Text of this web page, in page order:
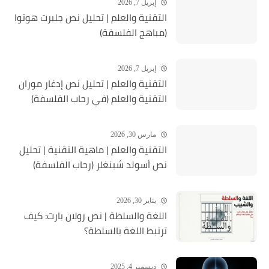
إبريل 7, 2026
التقنية والعلم | تحليل نص جلبرت هوتوا
(مباهج الفلسفة)
إبريل 7, 2026
التقنية والعلم | تحليل نص إدغار موران
التقنية والعلم (في رحاب الفلسفة)
مارس 30, 2026
التقنية والعلم | ماهية التقنية | تحلیل
نص أسولد شبنغلر (رحاب الفلسفة)
يناير 30, 2026
اللغة والسلطة | نص رولان بارت: كيف
ترتبط اللغة بالسلطة؟
ديسمبر 4, 2025